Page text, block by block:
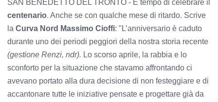
SAN BENEDETTO DEL TRONTO - È tempo di celebrare il
centenario. Anche se con qualche mese di ritardo. Scrive
la Curva Nord Massimo Cioffi: "L’anniversario è caduto
durante uno dei periodi peggiori della nostra storia recente
(gestione Renzi, ndr). Lo scorso aprile, la rabbia e lo
sconforto per la situazione che stavamo affrontando ci
avevano portato alla dura decisione di non festeggiare e di
accantonare tutte le iniziative pensate e progettare già da